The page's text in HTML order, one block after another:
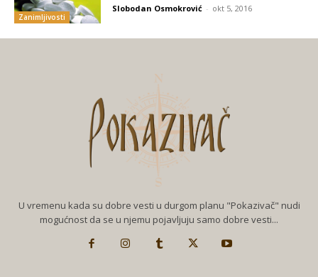
Zanimljivosti
Slobodan Osmokrović - okt 5, 2016
U vremenu kada su dobre vesti u durgom planu "Pokazivač" nudi
mogućnost da se u njemu pojavljuju samo dobre vesti...